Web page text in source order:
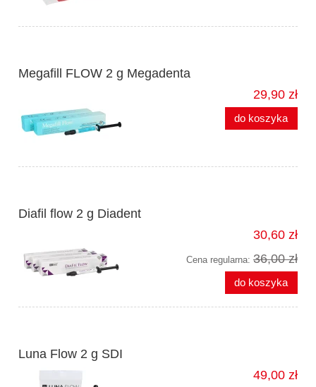
Megafill FLOW 2 g Megadenta
29,90 zł
do koszyka
Diafil flow 2 g Diadent
30,60 zł
Cena regularna: 36,00 zł
do koszyka
Luna Flow 2 g SDI
49,00 zł